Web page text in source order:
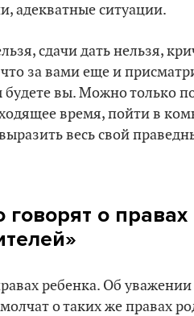
адекватные ситуации.
сдачи дать нельзя,
за вами еще и
вы. Можно только
время, пойти в
весь свой
говорят о
ребенка. Об
о таких же правах